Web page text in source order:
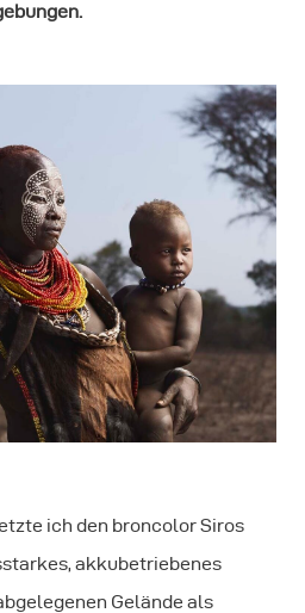
ich den broncolor Siros
akkubetriebenes
Gelände als